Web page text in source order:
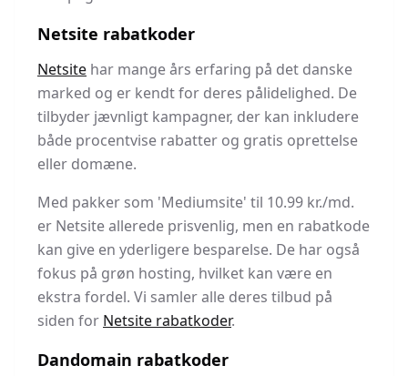
Netsite rabatkoder
Netsite har mange års erfaring på det danske
marked og er kendt for deres pålidelighed. De
tilbyder jævnligt kampagner, der kan inkludere
både procentvise rabatter og gratis oprettelse
eller domæne.
Med pakker som 'Mediumsite' til 10.99 kr./md.
er Netsite allerede prisvenlig, men en rabatkode
kan give en yderligere besparelse. De har også
fokus på grøn hosting, hvilket kan være en
ekstra fordel. Vi samler alle deres tilbud på
siden for Netsite rabatkoder.
Dandomain rabatkoder